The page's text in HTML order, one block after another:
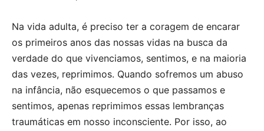
Na vida adulta, é preciso ter a coragem de encarar
os primeiros anos das nossas vidas na busca da
verdade do que vivenciamos, sentimos, e na maioria
das vezes, reprimimos. Quando sofremos um abuso
na infância, não esquecemos o que passamos e
sentimos, apenas reprimimos essas lembranças
traumáticas em nosso inconsciente. Por isso, ao